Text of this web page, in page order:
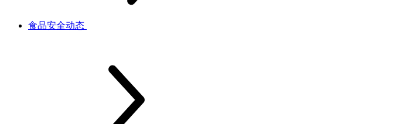
食品安全动态